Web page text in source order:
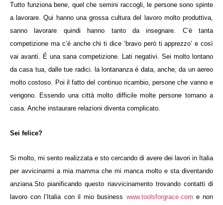
Tutto funziona bene, quel che semini raccogli, le persone sono spinte
a lavorare. Qui hanno una grossa cultura del lavoro molto produttiva,
sanno lavorare quindi hanno tanto da insegnare. C’é tanta
competizione ma c’é anche chi ti dice ‘bravo però ti apprezzo’ e così
vai avanti. É una sana competizione.
Lati negativi. Sei molto lontano
da casa tua, dalle tue radici. la lontananza é data, anche, da un aereo
molto costoso. Poi il fatto del continuo ricambio, persone che vanno e
vengono. Essendo una città molto difficile molte persone tornano a
casa. Anche instaurare relazioni diventa complicato.
Sei felice?
Si molto, mi sento realizzata e sto cercando di avere dei lavori in Italia
per avvicinarmi a mia mamma che mi manca molto e sta diventando
anziana.Sto pianificando questo riavvicinamento trovando contatti di
lavoro con l’Italia con il mio business www.toolsforgrace.com e non